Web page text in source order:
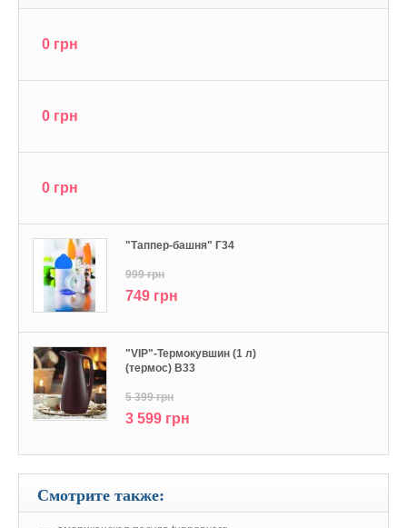
0 грн
0 грн
0 грн
"Tаппер-башня" Г34
999 грн
749 грн
"VIP"-Термокувшин (1 л)
(термос) В33
5 399 грн
3 599 грн
Смотрите также: